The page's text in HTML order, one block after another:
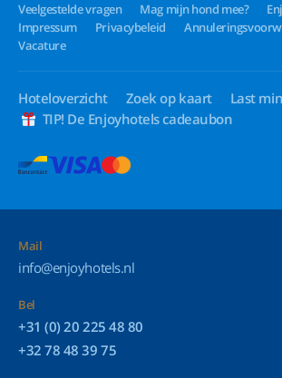
Veelgestelde vragen Mag mijn hond mee?
Impressum
Privacybeleid
Vacature
Hoteloverzicht Zoek op kaart
Last
TIP! De Enjoyhotels cadeaubon
Mail
info@enjoyhotels.nl
Bel
+31 (0) 20 225 48 80
+32 78 48 39 75